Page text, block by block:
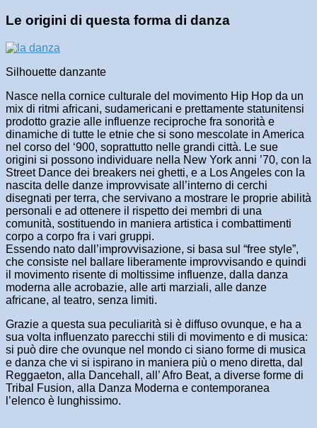
Le origini di questa forma di danza
Silhouette danzante
Nasce nella cornice culturale del movimento Hip Hop da un
mix di ritmi africani, sudamericani e prettamente statunitensi
prodotto grazie alle influenze reciproche fra sonorità e
dinamiche di tutte le etnie che si sono mescolate in America
nel corso del ‘900, soprattutto nelle grandi città. Le sue
origini si possono individuare nella New York anni ’70, con la
Street Dance dei breakers nei ghetti, e a Los Angeles con la
nascita delle danze improvvisate all’interno di cerchi
disegnati per terra, che servivano a mostrare le proprie abilità
personali e ad ottenere il rispetto dei membri di una
comunità, sostituendo in maniera artistica i combattimenti
corpo a corpo fra i vari gruppi.
Essendo nato dall’improvvisazione, si basa sul “free style”,
che consiste nel ballare liberamente improvvisando e quindi
il movimento risente di moltissime influenze, dalla danza
moderna alle acrobazie, alle arti marziali, alle danze
africane, al teatro, senza limiti.
Grazie a questa sua peculiarità si è diffuso ovunque, e ha a
sua volta influenzato parecchi stili di movimento e di musica:
si può dire che ovunque nel mondo ci siano forme di musica
e danza che vi si ispirano in maniera più o meno diretta, dal
Reggaeton, alla Dancehall, all’ Afro Beat, a diverse forme di
Tribal Fusion, alla Danza Moderna e contemporanea
l’elenco è lunghissimo.